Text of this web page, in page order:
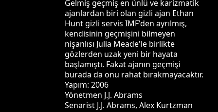
Gelmiş geçmiş en ünlü ve karizmatik
ajanlardan biri olan gizli ajan Ethan
Hunt gizli servis IMF'den ayrılmış,
kendisinin geçmişini bilmeyen
nişanlısı Julia Meade'le birlikte
gözlerden uzak yeni bir hayata
başlamıştı. Fakat ajanın geçmişi
burada da onu rahat bırakmayacaktır.
Yapım: 2006
Yönetmen J.J. Abrams
Senarist J.J. Abrams, Alex Kurtzman